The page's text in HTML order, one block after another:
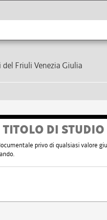
Friuli Venezia Giulia
TITOLO DI STUDIO
privo di qualsiasi valore